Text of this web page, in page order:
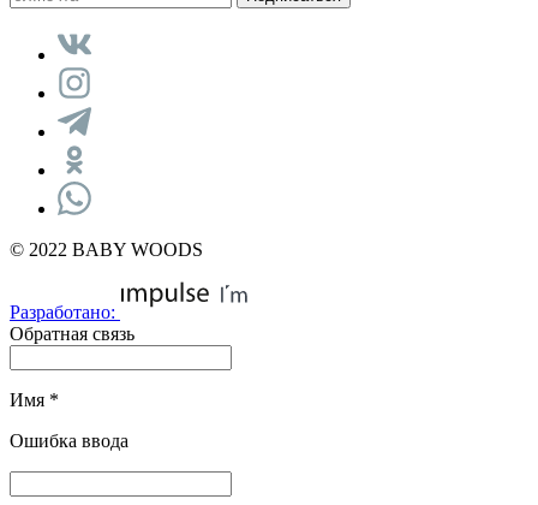
© 2022 BABY WOODS
Разработано:
Обратная связь
Имя *
Ошибка ввода